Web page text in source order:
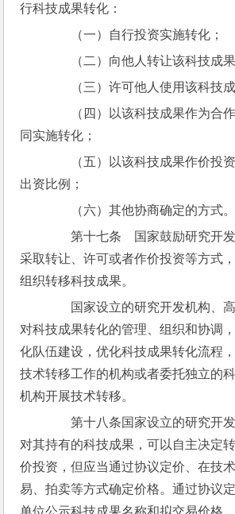
行科技成果转化：
（一）自行投资实施转化；
（二）向他人转让该科技成果
（三）许可他人使用该科技成
（四）以该科技成果作为合作
同实施转化；
（五）以该科技成果作价投资
出资比例；
（六）其他协商确定的方式。
第十七条　国家鼓励研究开发
采取转让、许可或者作价投资等方式
组织转移科技成果。
国家设立的研究开发机构、高
对科技成果转化的管理、组织和协调
化队伍建设，优化科技成果转化流程
技术转移工作的机构或者委托独立的
机构开展技术转移。
第十八条国家设立的研究开发
对其持有的科技成果，可以自主决定
价投资，但应当通过协议定价、在技
易、拍卖等方式确定价格。通过协议